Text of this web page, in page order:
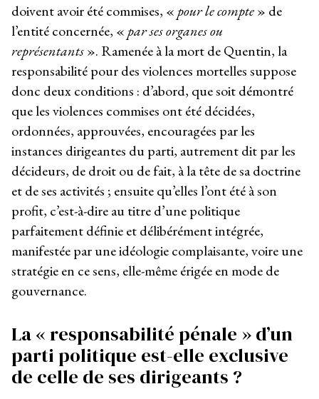
doivent avoir été commises, « pour le compte» de
l’entité concernée, « par ses organes ou
représentants». Ramenée à la mort de Quentin, la
responsabilité pour des violences mortelles suppose
donc deux conditions : d’abord, que soit démontré
que les violences commises ont été décidées,
ordonnées, approuvées, encouragées par les
instances dirigeantes du parti, autrement dit par les
décideurs, de droit ou de fait, à la tête de sa doctrine
et de ses activités ; ensuite qu’elles l’ont été à son
profit, c’est-à-dire au titre d’une politique
parfaitement définie et délibérément intégrée,
manifestée par une idéologie complaisante, voire une
stratégie en ce sens, elle-même érigée en mode de
gouvernance.
La « responsabilité pénale » d’un
parti politique est-elle exclusive
de celle de ses dirigeants ?